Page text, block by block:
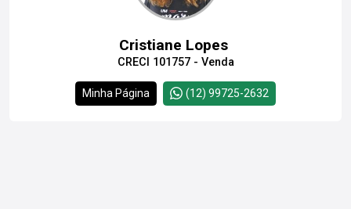
Cristiane Lopes
CRECI 101757 - Venda
Minha Página (12) 99725-2632